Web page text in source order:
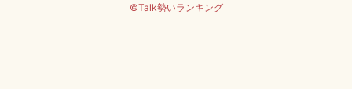
©Talk勢いランキング